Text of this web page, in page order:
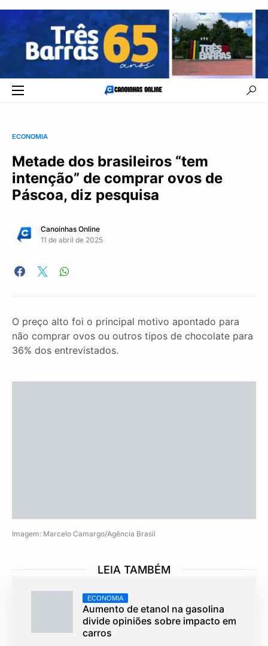
ECONOMIA
Metade dos brasileiros “tem
intenção” de comprar ovos de
Páscoa, diz pesquisa
Canoinhas Online
11 de abril de 2025
O preço alto foi o principal motivo apontado para
não comprar ovos ou outros tipos de chocolate para
36% dos entrevistados.
Imagem: Marcelo Camargo/Agência Brasil
LEIA TAMBÉM
ECONOMIA
Aumento de etanol na gasolina
divide opiniões sobre impacto em
carros